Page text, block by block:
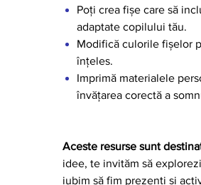
Poți crea fișe care să
adaptate copilului tău.
Modifică culorile fișelor
înțeles.
Imprimă materialele
învățarea corectă a
Aceste resurse sunt
idee, te invităm să
iubim să fim prezenți și